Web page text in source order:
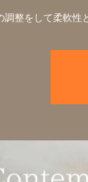
調整をして柔軟性